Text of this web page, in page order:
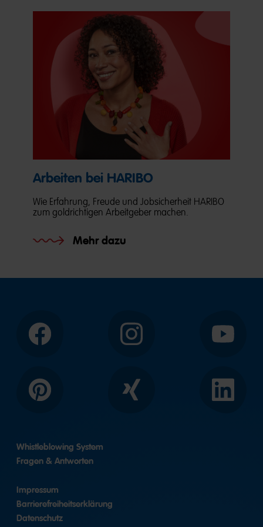
Arbeiten bei HARIBO
Wie Erfahrung, Freude und Jobsicherheit HARIBO
zum goldrichtigen Arbeitgeber machen.
Mehr dazu
Facebook Instagram YouTube
Pinterest Xing LinkedIn
Whistleblowing System
Fragen & Antworten
Impressum
Barrierefreiheitserklärung
Datenschutz